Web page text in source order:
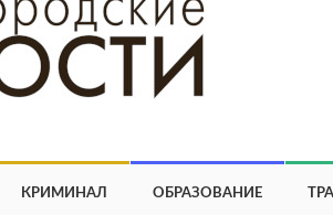
КРИМИНАЛ ОБРАЗОВАНИЕ